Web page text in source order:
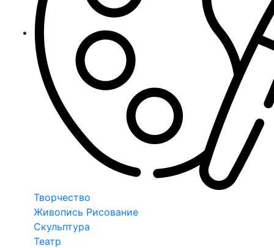
Творчество
Живопись Рисование
Скульптура
Театр